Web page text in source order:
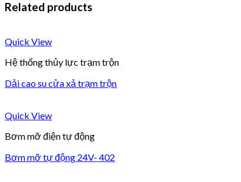
Related products
Quick View
Hệ thống thủy lực trạm trộn
Dải cao su cửa xả trạm trộn
Quick View
Bơm mỡ điện tự động
Bơm mỡ tự động 24V- 402